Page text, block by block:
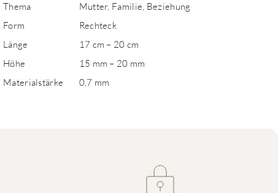
Thema
Mutter, Familie, Beziehung
Form
Rechteck
Länge
17 cm – 20 cm
Höhe
15 mm – 20 mm
Materialstärke
0,7 mm